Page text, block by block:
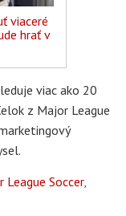
viaceré
hrať v
viac ako 20
z Major League
League Soccer